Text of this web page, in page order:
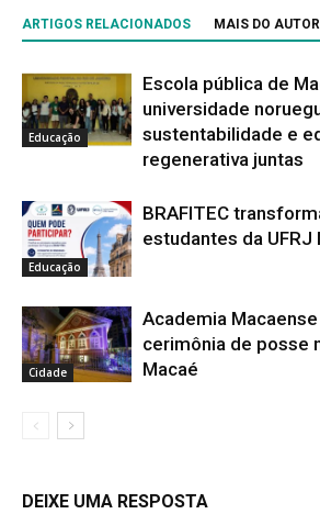
ARTIGOS RELACIONADOS MAIS DO AUTOR
Educação
Escola pública de
universidade
sustentabilidade e
regenerativa juntas
Educação
BRAFITEC
estudantes da UFRJ
Cidade
Academia
cerimônia de posse
Macaé
DEIXE UMA RESPOSTA